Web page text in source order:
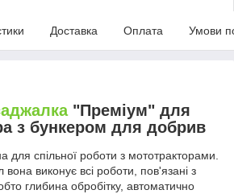
Доставка Оплата Умови
"Преміум" для
з бункером для добрив
для спільної роботи з мототракторами.
виконує всі роботи, пов'язані з
глибина обробітку, автоматично